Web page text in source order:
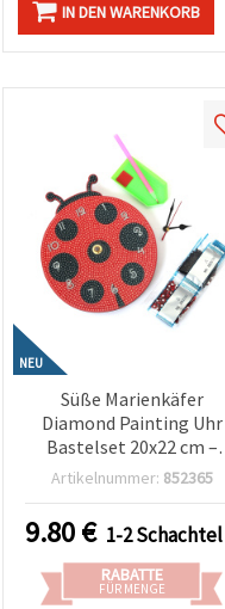
IN DEN WARENKORB
NEU
Süße Marienkäfer
Diamond Painting Uhr
Bastelset 20x22 cm –
Perfekt für kreatives
Naturkunst-Liebhaber
DZBCX17361
Artikelnummer: 852365
9.80€ 1-2 Schachtel
RABATTE
FÜR MENGE